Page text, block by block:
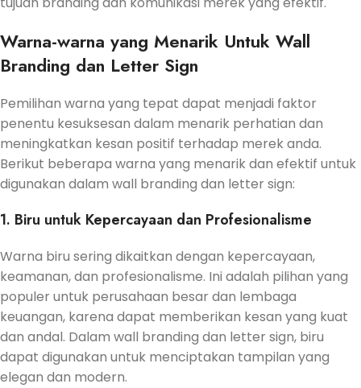
Warna-warna yang Menarik Untuk Wall
Branding dan Letter Sign
Pemilihan warna yang tepat dapat menjadi faktor
penentu kesuksesan dalam menarik perhatian dan
meningkatkan kesan positif terhadap merek anda.
Berikut beberapa warna yang menarik dan efektif untuk
digunakan dalam wall branding dan letter sign:
1. Biru untuk Kepercayaan dan Profesionalisme
Warna biru sering dikaitkan dengan kepercayaan,
keamanan, dan profesionalisme. Ini adalah pilihan yang
populer untuk perusahaan besar dan lembaga
keuangan, karena dapat memberikan kesan yang kuat
dan andal. Dalam wall branding dan letter sign, biru
dapat digunakan untuk menciptakan tampilan yang
elegan dan modern.